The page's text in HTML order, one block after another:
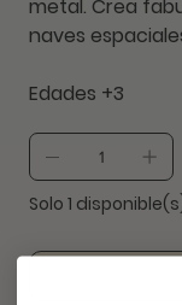
metal. Crea
naves
Edades +3
Solo 1